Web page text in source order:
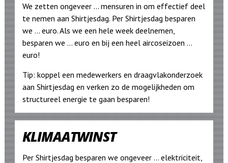
We zetten ongeveer ... mensuren in om effectief deel
te nemen aan Shirtjesdag. Per Shirtjesdag besparen
we ... euro. Als we een hele week deelnemen,
besparen we ... euro en bij een heel aircoseizoen ...
euro!
Tip: koppel een medewerkers en draagvlakonderzoek
aan Shirtjesdag en verken zo de mogelijkheden om
structureel energie te gaan besparen!
KLIMAATWINST
Per Shirtjesdag besparen we ongeveer ... elektriciteit,